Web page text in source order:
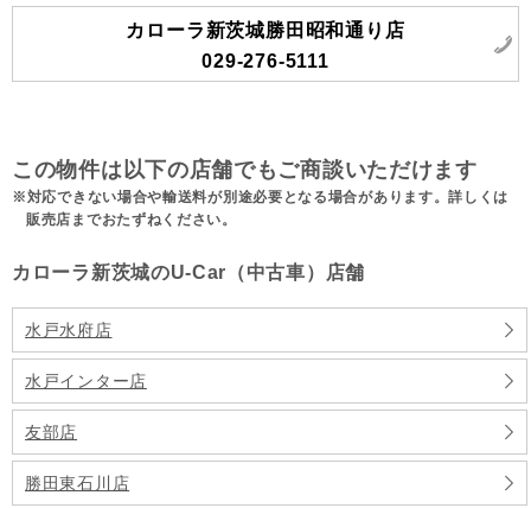
カローラ新茨城勝田昭和通り店
029-276-5111
この物件は以下の店舗でもご商談いただけます
対応できない場合や輸送料が別途必要となる場合があります。詳しくは
販売店までおたずねください。
カローラ新茨城のU-Car（中古車）店舗
水戸水府店
水戸インター店
友部店
勝田東石川店